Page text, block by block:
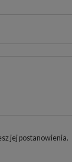
jej postanowienia.